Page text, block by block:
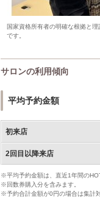
国家資格所有者の明確な根拠と
です。
サロンの利用傾向
平均予約金額
初来店
2回目以降来店
※平均予約金額は、直近1年間の
※回数券購入分を含みます。
※予約合計金額が0円の場合は集計